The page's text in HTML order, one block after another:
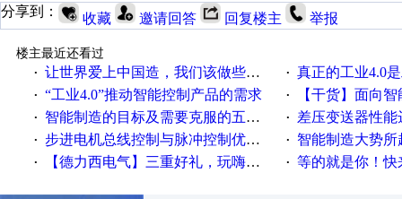
分享到：
收藏 邀请回答 回复楼主 举报
楼主最近还看过
· 让世界爱上中国造，我们该做些什么 · 真正的工业4.0
· “工业4.0”推动智能控制产品的需求 · 【干货】面向
· 智能制造的目标及需要克服的五个障碍 · 差压变送器性能达
· 步进电机总线控制与脉冲控制优缺点 · 智能制造大势所趋
· 【德力西电气】三重好礼，玩嗨夏日！ · 等的就是你！快来